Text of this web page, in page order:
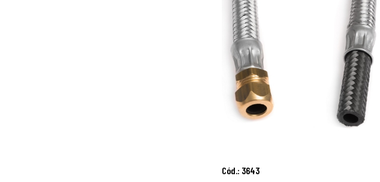
Cód.: 3643Adicionar
Ao